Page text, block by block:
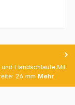
Handschlaufe.Mit
26 mm Mehr